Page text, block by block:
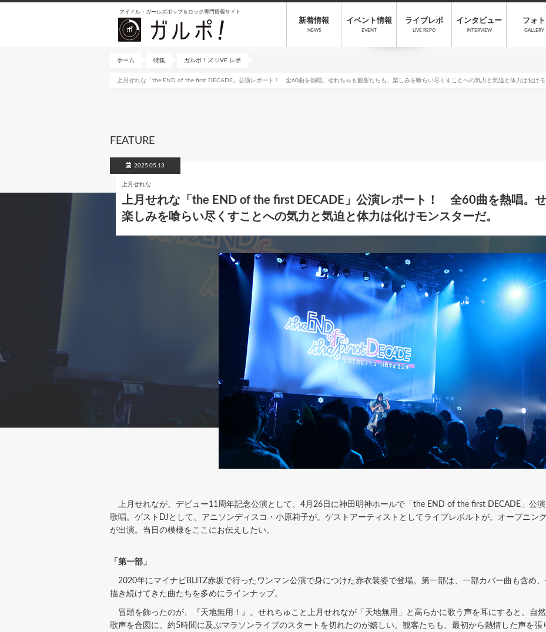
アイドル・ガールズポップ＆ロック専門情報サイト
新着情報
NEWS
イベント情報
EVENT
ライブレポ
LIVE REPO
インタビュー
INTERVIEW
フォト
GALLERY
ホーム 特集 ガルポ！ズ LIVE レポ
上月せれな「the END of the first DECADE」公演レポート！ 全60曲を熱唱。せれちゅも観客たちも、楽しみを喰らい尽くすことへの気力と気迫と体力は化けモ
FEATURE
2025.05.13
上月せれな
上月せれな「the END of the first DECADE」公演レポート！ 全60曲を熱唱。せ
楽しみを喰らい尽くすことへの気力と気迫と体力は化けモンスターだ。
上月せれなが、デビュー11周年記念公演として、4月26日に神田明神ホールで「the END of the first DECADE」公
歌唱。ゲストDJとして、アニソンディスコ・小原莉子が。ゲストアーティストとしてライブレボルトが。オープニン
が出演。当日の模様をここにお伝えしたい。
「第一部」
2020年にマイナビBLITZ赤坂で行ったワンマン公演で身につけた赤衣装姿で登場。第一部は、一部カバー曲も含め
描き続けてきた曲たちを多めにラインナップ。
冒頭を飾ったのが、『天地無用！』。せれちゅこと上月せれなが「天地無用」と高らかに歌う声を耳にすると、自
歌声を合図に、約5時間に及ぶマラソンライブのスタートを切れたのが嬉しい。観客たちも、最初から熱情した声を張